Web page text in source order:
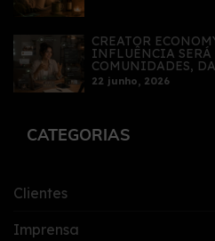
CREATOR
INFLUÊNCIA SERÁ
COMUNIDADES,
22 junho, 2026
CATEGORIAS
Clientes
Imprensa